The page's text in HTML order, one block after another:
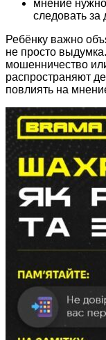
мнение
следовать за
Ребёнку важно
не просто
мошенничество
распространяют
повлиять на